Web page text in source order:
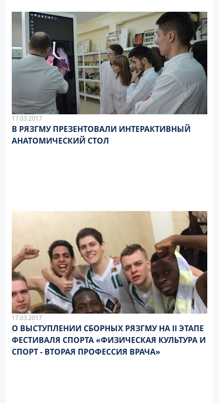
17.03.2017
В РЯЗГМУ ПРЕЗЕНТОВАЛИ ИНТЕРАКТИВНЫЙ
АНАТОМИЧЕСКИЙ СТОЛ
17.03.2017
О ВЫСТУПЛЕНИИ СБОРНЫХ РЯЗГМУ НА II ЭТАПЕ
ФЕСТИВАЛЯ СПОРТА «ФИЗИЧЕСКАЯ КУЛЬТУРА И
СПОРТ - ВТОРАЯ ПРОФЕССИЯ ВРАЧА»